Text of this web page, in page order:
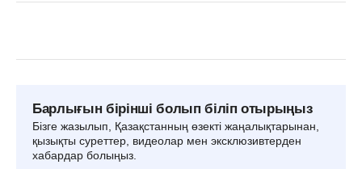
Барлығын бірінші болып біліп отырыңыз
Бізге жазылып, Қазақстанның өзекті жаңалықтарынан,
қызықты суреттер, видеолар мен эксклюзивтерден
хабардар болыңыз.